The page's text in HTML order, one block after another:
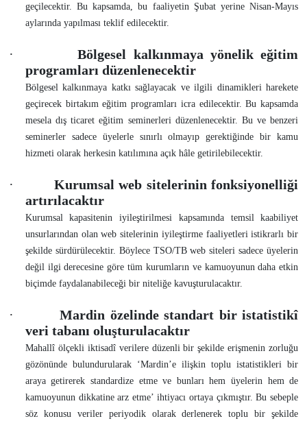
geçilecektir. Bu kapsamda, bu faaliyetin Şubat yerine Nisan-Mayıs
aylarında yapılması teklif edilecektir.
·
Bölgesel kalkınmaya yönelik eğitim
programları düzenlenecektir
Bölgesel kalkınmaya katkı sağlayacak ve ilgili dinamikleri harekete
geçirecek birtakım eğitim programları icra edilecektir. Bu kapsamda
mesela dış ticaret eğitim seminerleri düzenlenecektir. Bu ve benzeri
seminerler sadece üyelerle sınırlı olmayıp gerektiğinde bir kamu
hizmeti olarak herkesin katılımına açık hâle getirilebilecektir.
·
Kurumsal web sitelerinin fonksiyonelliği
artırılacaktır
Kurumsal kapasitenin iyileştirilmesi kapsamında temsil kaabiliyet
unsurlarından olan web sitelerinin iyileştirme faaliyetleri istikrarlı bir
şekilde sürdürülecektir. Böylece TSO/TB web siteleri sadece üyelerin
değil ilgi derecesine göre tüm kurumların ve kamuoyunun daha etkin
biçimde faydalanabileceği bir niteliğe kavuşturulacaktır.
·
Mardin özelinde standart bir istatistikî
veri tabanı oluşturulacaktır
Mahallî ölçekli iktisadî verilere düzenli bir şekilde erişmenin zorluğu
gözönünde bulundurularak ‘Mardin’e ilişkin toplu istatistikleri bir
araya getirerek standardize etme ve bunları hem üyelerin hem de
kamuoyunun dikkatine arz etme’ ihtiyacı ortaya çıkmıştır. Bu sebeple
söz konusu veriler periyodik olarak derlenerek toplu bir şekilde